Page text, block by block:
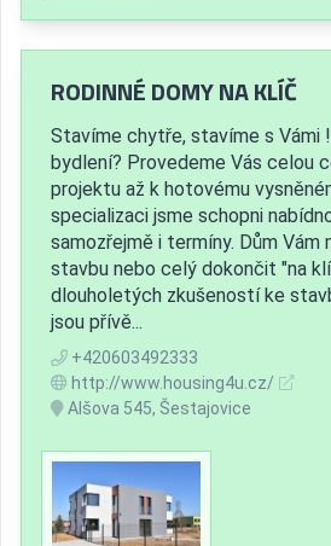
RODINNÉ DOMY NA KLÍČ
Stavíme chytře, stavíme s Vámi
bydlení? Provedeme Vás celou
projektu až k hotovému
specializaci jsme schopni
samozřejmě i termíny. Dům
stavbu nebo celý dokončit "na
dlouholetých zkušeností ke
jsou přívě...
+420603492333
http://www.housing4u.cz/
Alšova 545, Šestajovice